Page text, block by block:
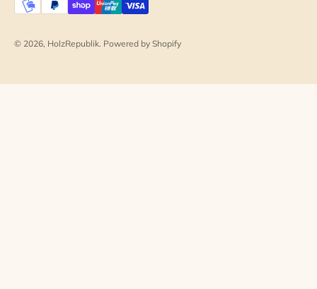
© 2026, HolzRepublik. Powered by Shopify